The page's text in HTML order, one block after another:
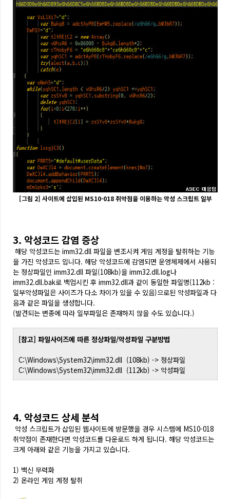
[그림 2] 사이트에 삽입된 MS10-018 취약점을 이용하는 악성 스크립트 일부
3. 악성코드 감염 증상
해당 악성코드는 imm32.dll 파일을 변조시켜 게임 계정을 탈취하는 기능
을 가진 악성코드 입니다. 해당 악성코드에 감염되면 운영체제에서 사용되
는 정상파일인 imm32.dll 파일(108kb)을 imm32.dll.log나
imm32.dll.bak로 백업시킨 후 imm32.dll과 같이 동일한 파일명(112kb :
일부악성파일은 사이즈가 다소 차이가 있을 수 있음)으로된 악성파일과 다
음과 같은 파일을 생성합니다.
(발견되는 변종에 따라 일부파일은 존재하지 않을 수도 있습니다.)
[참고] 파일사이즈에 따른 정상파일/악성파일 구분방법
C:\Windows\System32\imm32.dll (108kb) -> 정상파일
C:\Windows\System32\imm32.dll (112kb) -> 악성파일
4. 악성코드 상세 분석
악성 스크립트가 삽입된 웹사이트에 방문했을 경우 시스템에 MS10-018
취약점이 존재한다면 악성코드를 다운로드 하게 됩니다. 해당 악성코드는
크게 아래와 같은 기능을 가지고 있습니다.
1) 백신 무력화
2) 온라인 게임 계정 탈취